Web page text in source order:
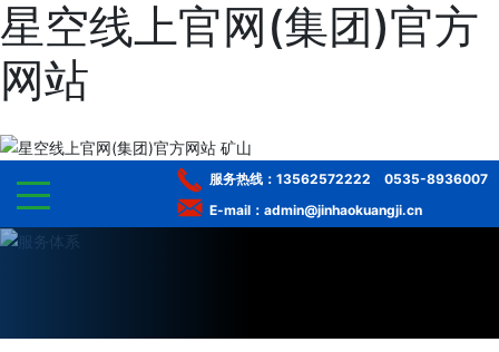
星空线上官网(集团)官方
网站
服务热线： 13562572222
0535-8936007
E-mail：admin@jinhaokuangji.cn